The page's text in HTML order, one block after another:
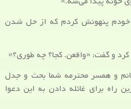
خودم پنهونش کردم که از حل شدن
کرد و گفت: «واقعن. کجا؟ چه طوری؟»
و همسر محترمه شما بحث و جدل
راه برای غائله دادن به این دعوا